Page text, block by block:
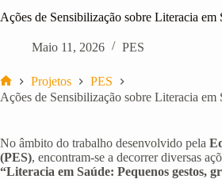
Ações de Sensibilização sobre Literacia
Maio 11, 2026 PES
Início
Projetos
PES
Ações de Sensibilização sobre Literacia
No âmbito do trabalho desenvolvido pela
(PES), encontram-se a decorrer diversas
“Literacia em Saúde: Pequenos gestos,